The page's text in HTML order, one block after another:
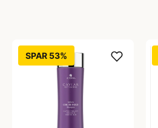
SPAR 53%